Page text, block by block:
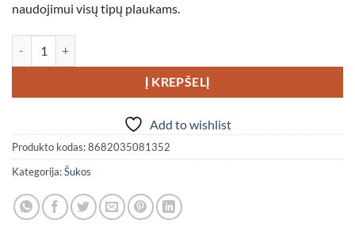
naudojimui visų tipų plaukams.
Į KREPŠELĮ
Add to wishlist
Produkto kodas:8682035081352
Kategorija:Šukos